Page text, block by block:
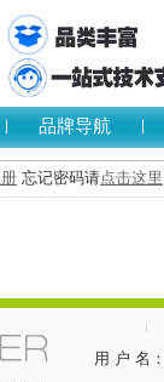
品牌导航
忘记密码请点击这里
用 户 名